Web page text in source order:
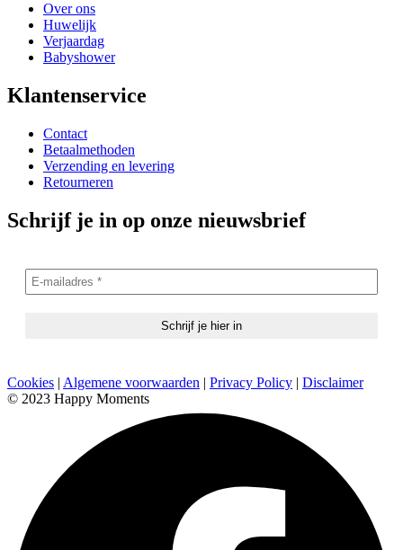
Over ons
Huwelijk
Verjaardag
Babyshower
Klantenservice
Contact
Betaalmethoden
Verzending en levering
Retourneren
Schrijf je in op onze nieuwsbrief
Cookies | Algemene voorwaarden | Privacy Policy | Disclaimer
© 2023 Happy Moments